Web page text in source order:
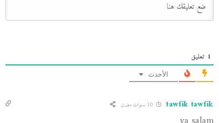
1 تعليق
الأحدث
tawfik tawfik 10 سنوات مضت